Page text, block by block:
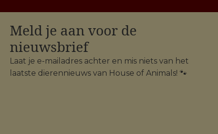
Meld je aan voor de
nieuwsbrief
Laat je e-mailadres achter en mis niets van het
laatste dierennieuws van House of Animals! 🐾